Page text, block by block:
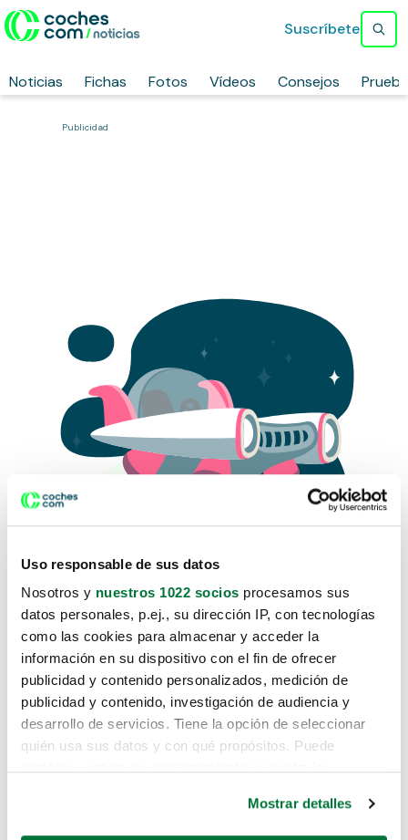
Uso responsable de sus datos
Nosotros y nuestros 1022 socios procesamos sus
datos personales, p.ej., su dirección IP, con tecnologías
como las cookies para almacenar y acceder la
información en su dispositivo con el fin de ofrecer
publicidad y contenido personalizados, medición de
publicidad y contenido, investigación de audiencia y
desarrollo de servicios. Tiene la opción de seleccionar
quién usa sus datos y con qué propósitos. Puede
Mostrar detalles
Noticias Fichas Fotos Vídeos Consejos
Suscríbete
Publicidad
Lo sentimos, no sabemos como
te hemos traido hasta aquí.
Pero puedes encontrar el coche que estás
buscando en alguno de estos enlaces: